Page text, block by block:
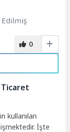
0
Ticaret
kullanılan
İşte